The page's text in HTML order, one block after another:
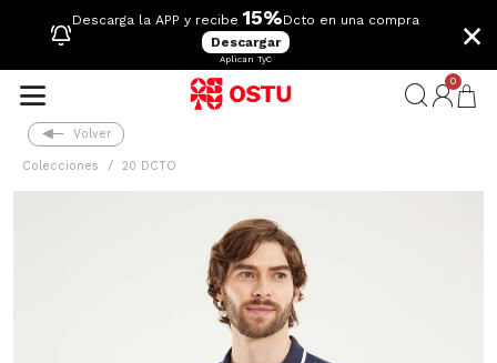
Descarga la APP y recibe 15%Dcto en una compra
Descargar
Aplican TyC
×
0
Volver
Colecciones 20 DCTO